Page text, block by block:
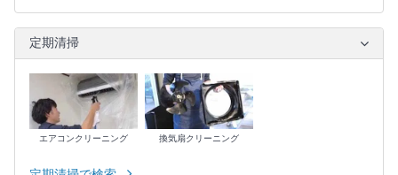
定期清掃
エアコンクリーニング 換気扇クリーニング